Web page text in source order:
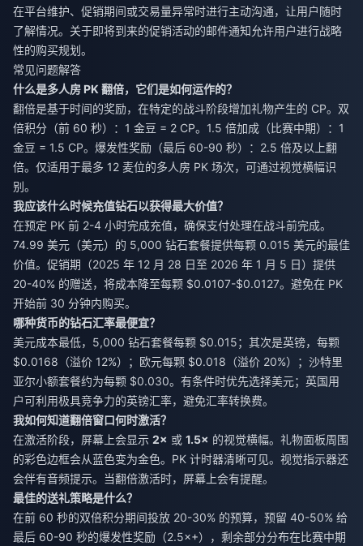
在平台维护、促销期间或交易量异常时进行主动沟通，让用户随时
了解情况。关于即将到来的促销活动的邮件通知允许用户进行战略
性的购买规划。
常见问题解答
什么是多人房 PK 翻倍，它们是如何运作的？
翻倍是基于时间的奖励，在特定的战斗阶段增加礼物产生的 CP。双
倍积分（前 60 秒）：1 金豆 = 2 CP。1.5 倍加成（比赛中期）：1
金豆 = 1.5 CP。爆发性奖励（最后 60-90 秒）：2.5 倍及以上翻
倍。仅适用于最多 12 麦位的多人房 PK 场次，可通过视觉横幅识
别。
我应该什么时候充值钻石以获得最大价值？
在预定 PK 前 2-4 小时完成充值，确保支付处理在战斗前完成。
74.99 美元（美元）的 5,000 钻石套餐提供每颗 0.015 美元的最佳
价值。促销期（2025 年 12 月 28 日至 2026 年 1 月 5 日）提供
20-40% 的赠送，将成本降至每颗 $0.0107-$0.0127。避免在 PK
开始前 30 分钟内购买。
哪种货币的钻石汇率最便宜？
美元成本最低，5,000 钻石套餐每颗 $0.015；其次是英镑，每颗
$0.0168（溢价 12%）；欧元每颗 $0.018（溢价 20%）；沙特里
亚尔小额套餐约为每颗 $0.030。有条件时优先选择美元；英国用
户可利用极具竞争力的英镑汇率，避免汇率转换费。
我如何知道翻倍窗口何时激活？
在激活阶段，屏幕上会显示 2× 或 1.5× 的视觉横幅。礼物面板周围
的彩色边框会从蓝色变为金色。PK 计时器清晰可见。视觉指示器还
会伴有音频提示。当翻倍激活时，屏幕上会有提醒。
最佳的送礼策略是什么？
在前 60 秒的双倍积分期间投放 20-30% 的预算，预留 40-50% 给
最后 60-90 秒的爆发性奖励（2.5×+），剩余部分分布在比赛中期